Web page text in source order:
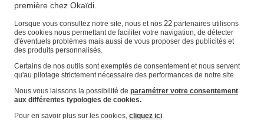
Magasin
Vos informations personnelles
Suivre une commande
Panier
Favoris
première chez Okaïdi.
Lorsque vous consultez notre site, nous et nos 22partenaires utilisons
des cookies nous permettant de faciliter votre navigation, de détecter
d'éventuels problèmes mais aussi de vous proposer des publicités et
des produits personnalisés.
Certains de nos outils sont exemptés de consentement et nous servent
qu'au pilotage strictement nécessaire des performances de notre site.
Nous vous laissons la possibilité de paramétrer votre consentement
aux différentes typologies de cookies.
Pour en savoir plus sur les cookies, cliquez ici.